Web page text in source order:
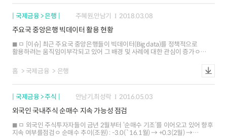
국제금융 > 은행 주혜원,안남기 2018.03.08
주요국 중앙은행 빅데이터 활용 현황
ㅁ [이슈] 최근 주요국 중앙은행들이 빅데이터(Big data)를 정책적으로
활용하려는 움직임이부각되고 있어 그 배경 및 사례에 대한 관심이 증가ㅇ
설문조사가 놓쳤던 흐름을잡아낼 수 있다는 기대가 작용ㅁ [빅데이터 활용
현황] 빅데이터의 수집 대상은 점차 확대되는 모습. 활용 영역은 물가
departments)△신기술 조사 및 적용 △시스템 업그레이드 등 3가지 분야로
수집하고 있으나, 사회관계망자료, 모바일ㆍ웹스크래핑 데이터 등의 중요도가
증가 추세ㅇ 경제활동 및 금융거래 등과 관련된 빅데이터를 경제 통계 작성
외에도 위험신호 포착, 사례 연구 등 보조 목적으로 활용ㅁ [평가] 주요국
중앙은행들은 데이터 수집, 예산, 신뢰성 등에서의 제약요인에도 불구앞으로
홈 국제금융 은행
국제금융 > 주식 안남기,최성락 2016.05.03
외국인 국내주식 순매수 지속 가능성 점검
ㅁ 외국인 주식투자자들이 금년 2월부터 ‘순매수 기조’를 이어오고 있어 향후
지속 여부를점검ㅇ 순매수 추이(조원) : -3.0(`16.1월) → +0.3(2월) →